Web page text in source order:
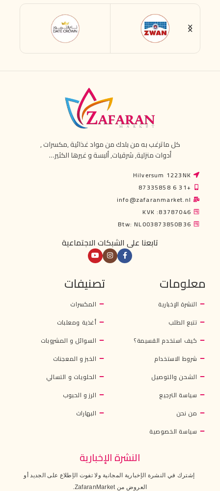
كل ماترغب به من بلدك من مواد غذائية ,مكسرات ,
أدوات منزلية, شرقيات, ألبسة و غيرها الكثير…
Hilversum 1223NK
+31 6 87335858
info@zafaranmarket.nl
KVK :83787046
Btw: NL003873850B36
تابعنا على الشبكات الاجتماعية
معلومات
النشرة الإخبارية
تتبع الطلب
كيف استخدم القسيمة؟
شروط الاستخدام
الشحن والتوصيل
سياسة الترجيع
من نحن
سياسة الخصوصية
تصنيفات
المكسرات
أغذية ومعلبات
السوائل و المشروبات
الخبز و المعجنات
الحلويات و التسالي
الرز و الحبوب
البهارات
النشرة الإخبارية
إشترك في النشرة الإخبارية المجانية ولا تفوت الإطلاع على الجديد أو
العروض من ZafaranMarket.